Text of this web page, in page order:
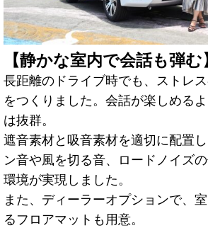
【静かな室内で会話も弾む
長距離のドライブ時でも、ストレ
をつくりました。会話が楽しめる
は抜群。
遮音素材と吸音素材を適切に配置
ン音や風を切る音、ロードノイズ
環境が実現しました。
また、ディーラーオプションで、
るフロアマットも用意。